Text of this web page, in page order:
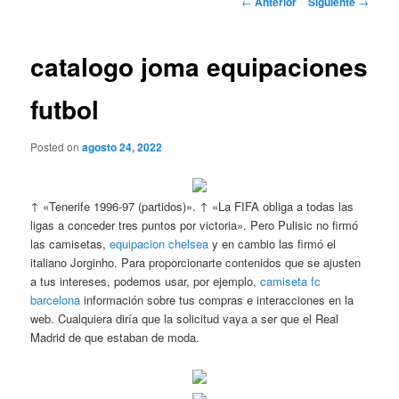
catalogo joma equipaciones
futbol
Posted onagosto 24, 2022
↑ «Tenerife 1996-97 (partidos)». ↑ «La FIFA obliga a todas las
ligas a conceder tres puntos por victoria». Pero Pulisic no firmó
las camisetas,equipacion chelsea y en cambio las firmó el
italiano Jorginho. Para proporcionarte contenidos que se ajusten
a tus intereses, podemos usar, por ejemplo,camiseta fc
barcelona información sobre tus compras e interacciones en la
web. Cualquiera diría que la solicitud vaya a ser que el Real
Madrid de que estaban de moda.